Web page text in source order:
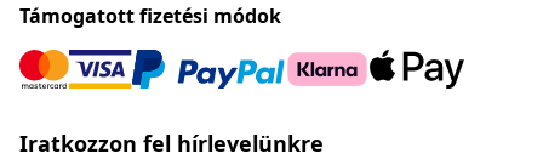
Támogatott fizetési módok
Iratkozzon fel hírlevelünkre